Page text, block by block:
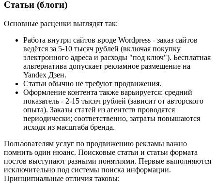
Статьи (блоги)
Основные расценки выглядят так:
Работа внутри сайтов вроде Wordpress - заказ сайтов
ведётся за 5-10 тысяч рублей (включая покупку
электронного адреса и расходы "под ключ"). Бесплатная
альтернатива допускает рекламное размещение на
Yandex Дзен.
Статьи обычно не требуют продвижения.
Оформление контента также варьируется: средний
показатель - 2-15 тысяч рублей (зависит от авторского
опыта). Заказы статей из агентств проводятся
периодически; соответственно, затраты повышаются
исходя из масштаба бренда.
Пользователям услуг по продвижению рекламы важно
помнить один нюанс. Поисковые статьи и статьи формата
постов выступают разными понятиями. Первые выполняются
исключительно под системы поиска информации.
Принципиальные отличия таковы: